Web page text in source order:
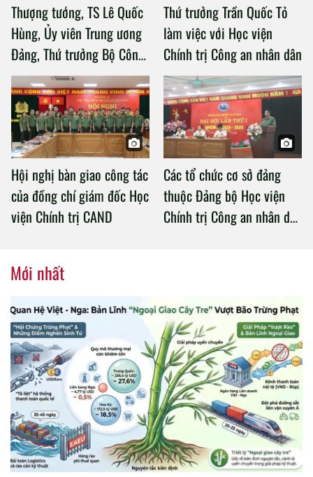
Thượng tướng, TS Lê Quốc
Hùng, Ủy viên Trung ương
Đảng, Thứ trưởng Bộ Công
an làm việc với Học viện
Chính trị Công an nhân dân
Thứ trưởng Trần Quốc Tỏ
làm việc với Học viện
Chính trị Công an nhân dân
Hội nghị bàn giao công tác
của đồng chí giám đốc Học
viện Chính trị CAND
Các tổ chức cơ sở đảng
thuộc Đảng bộ Học viện
Chính trị Công an nhân dân
Mới nhất